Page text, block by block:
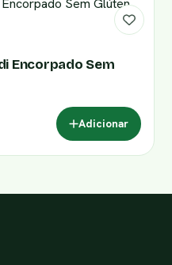
Encorpado Sem
Adicionar